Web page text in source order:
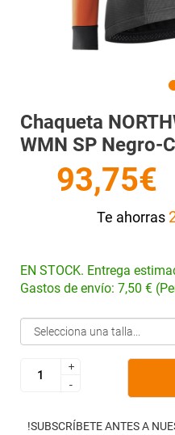
Chaqueta
WMN SP Negro-
93,75€
Te ahorras
EN STOCK. Entrega
Gastos de envío: 7,50 €
+
-
+
-
!SUBSCRÍBETE ANTES A